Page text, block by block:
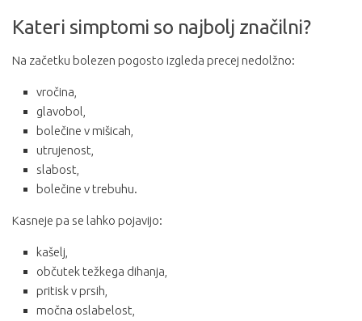
Kateri simptomi so najbolj značilni?
Na začetku bolezen pogosto izgleda precej nedolžno:
vročina,
glavobol,
bolečine v mišicah,
utrujenost,
slabost,
bolečine v trebuhu.
Kasneje pa se lahko pojavijo:
kašelj,
občutek težkega dihanja,
pritisk v prsih,
močna oslabelost,